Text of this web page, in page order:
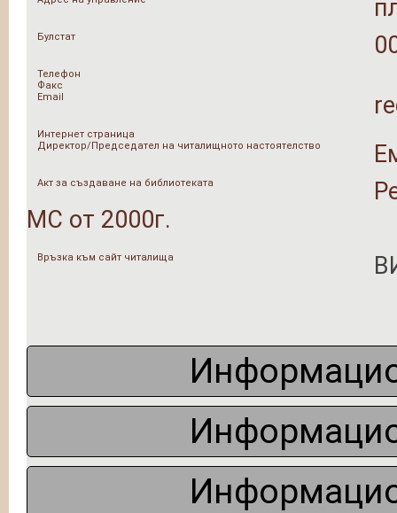
Булстат
Телефон
Факс
Email
Интернет страница
Директор/Председател на читалищното настоятелство
Акт за създаване на библиотеката
МС от 2000г.
Връзка към сайт читалища